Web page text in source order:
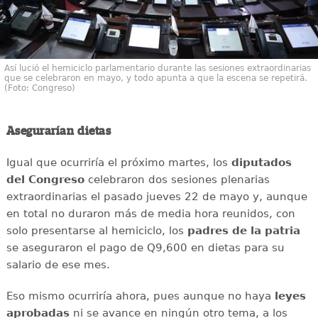
Así lució el hemiciclo parlamentario durante las sesiones extraordinarias
que se celebraron en mayo, y todo apunta a que la escena se repetirá.
(Foto: Congreso)
Asegurarían dietas
Igual que ocurriría el próximo martes, los diputados
del Congresocelebraron dos sesiones plenarias
extraordinarias el pasado jueves 22 de mayo y, aunque
en total no duraron más de media hora reunidos, con
solo presentarse al hemiciclo, los padres de la patria
se aseguraron el pago de Q9,600 en dietas para su
salario de ese mes.
Eso mismo ocurriría ahora, pues aunque no haya leyes
aprobadasni se avance en ningún otro tema, a los